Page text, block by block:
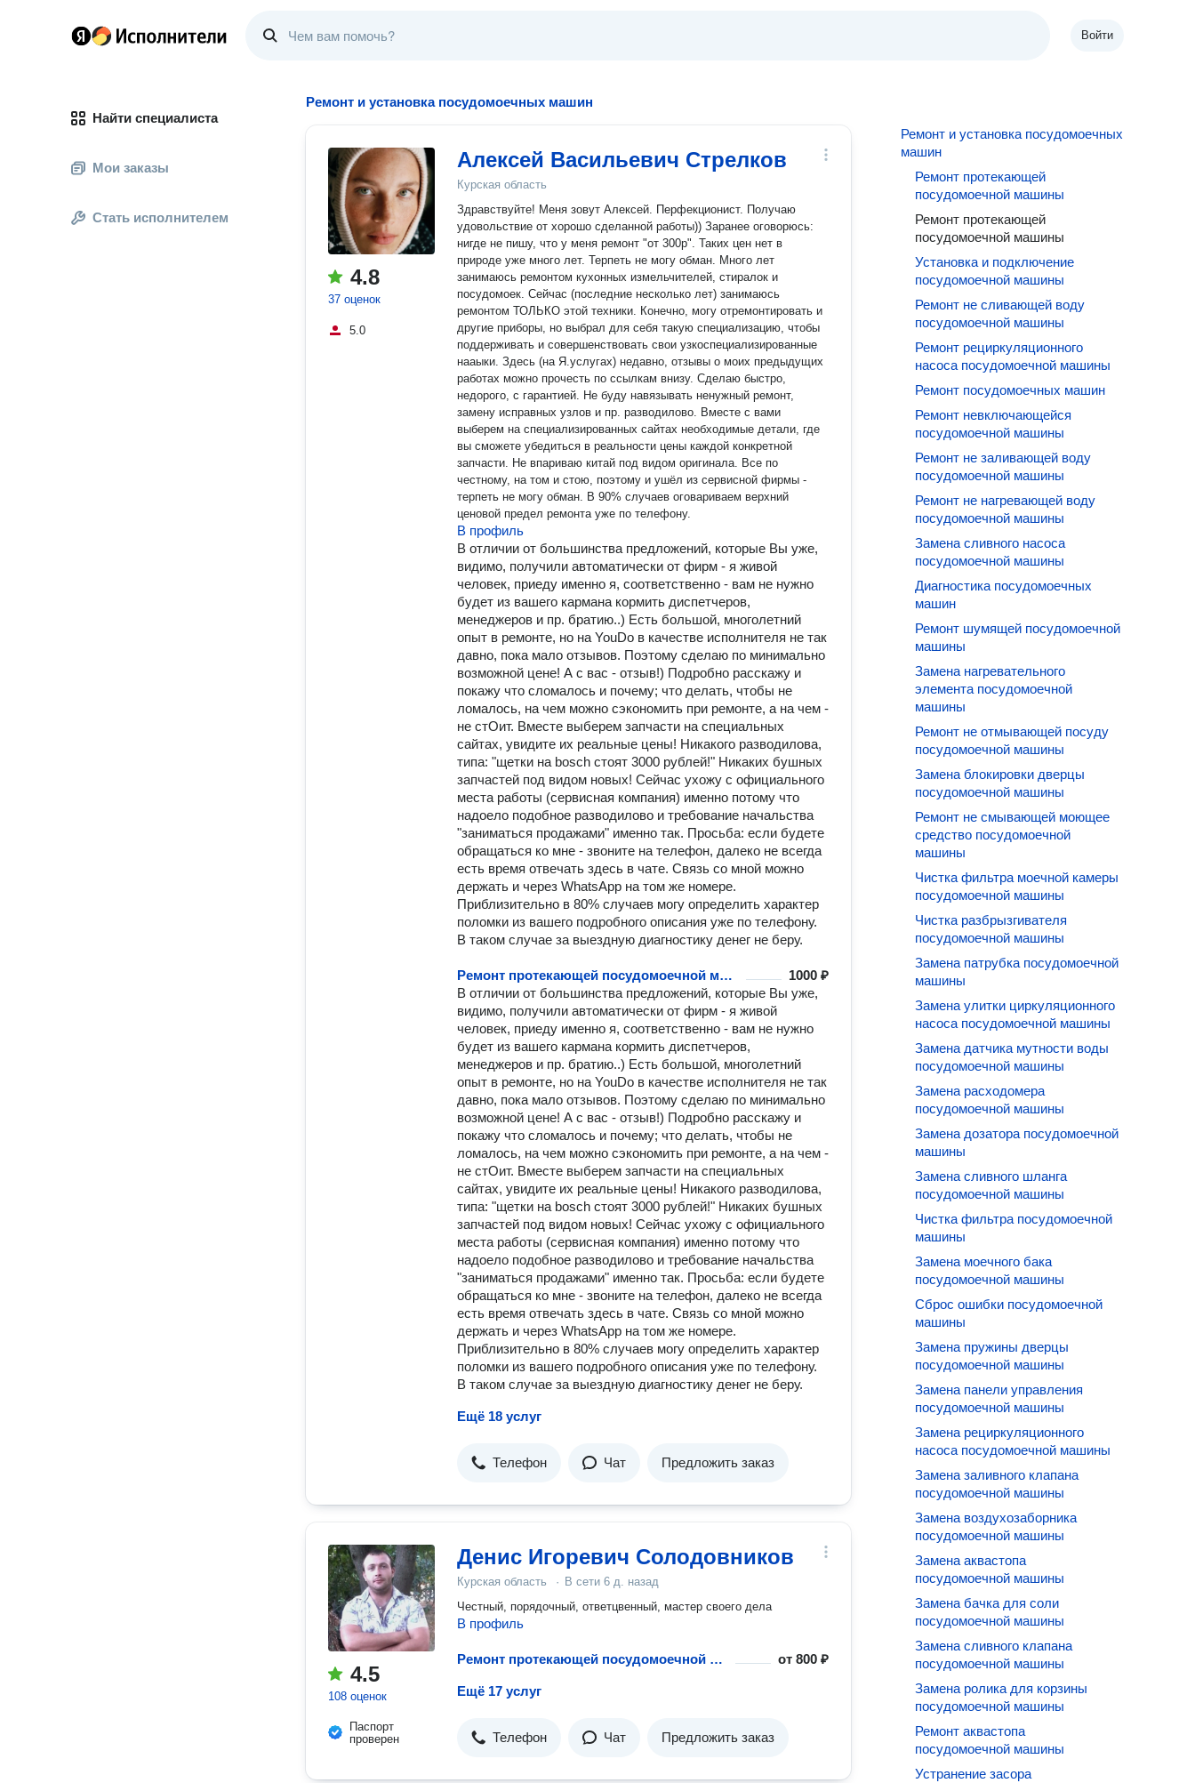
Войти
Найти специалиста
Мои заказы
Стать исполнителем
Ремонт и установка посудомоечных машин
4.8
37 оценок
5.0
Алексей Васильевич Стрелков
Курская область
Здравствуйте! Меня зовут Алексей. Перфекционист. Получаю
удовольствие от хорошо сделанной работы)) Заранее оговорюсь:
нигде не пишу, что у меня ремонт "от 300р". Таких цен нет в
природе уже много лет. Терпеть не могу обман. Много лет
занимаюсь ремонтом кухонных измельчителей, стиралок и
посудомоек. Сейчас (последние несколько лет) занимаюсь
ремонтом ТОЛЬКО этой техники. Конечно, могу отремонтировать и
другие приборы, но выбрал для себя такую специализацию, чтобы
поддерживать и совершенствовать свои узкоспециализированные
нааыки. Здесь (на Я.услугах) недавно, отзывы о моих предыдущих
работах можно прочесть по ссылкам внизу. Сделаю быстро,
недорого, с гарантией. Не буду навязывать ненужный ремонт,
замену исправных узлов и пр. разводилово. Вместе с вами
выберем на специализированных сайтах необходимые детали, где
вы сможете убедиться в реальности цены каждой конкретной
запчасти. Не впариваю китай под видом оригинала. Все по
честному, на том и стою, поэтому и ушёл из сервисной фирмы -
терпеть не могу обман. В 90% случаев оговариваем верхний
ценовой предел ремонта уже по телефону.
В профиль
В отличии от большинства предложений, которые Вы уже,
видимо, получили автоматически от фирм - я живой
человек, приеду именно я, соответственно - вам не нужно
будет из вашего кармана кормить диспетчеров,
менеджеров и пр. братию..) Есть большой, многолетний
опыт в ремонте, но на YouDo в качестве исполнителя не так
давно, пока мало отзывов. Поэтому сделаю по минимально
возможной цене! А с вас - отзыв!) Подробно расскажу и
покажу что сломалось и почему; что делать, чтобы не
ломалось, на чем можно сэкономить при ремонте, а на чем -
не стОит. Вместе выберем запчасти на специальных
сайтах, увидите их реальные цены! Никакого разводилова,
типа: "щетки на bosch стоят 3000 рублей!" Никаких бушных
запчастей под видом новых! Сейчас ухожу с официального
места работы (сервисная компания) именно потому что
надоело подобное разводилово и требование начальства
"заниматься продажами" именно так. Просьба: если будете
обращаться ко мне - звоните на телефон, далеко не всегда
есть время отвечать здесь в чате. Связь со мной можно
держать и через WhatsApp на том же номере.
Приблизительно в 80% случаев могу определить характер
поломки из вашего подробного описания уже по телефону.
В таком случае за выездную диагностику денег не беру.
Ремонт протекающей посудомоечной машины
1000 ₽
В отличии от большинства предложений, которые Вы уже,
видимо, получили автоматически от фирм - я живой
человек, приеду именно я, соответственно - вам не нужно
будет из вашего кармана кормить диспетчеров,
менеджеров и пр. братию..) Есть большой, многолетний
опыт в ремонте, но на YouDo в качестве исполнителя не так
давно, пока мало отзывов. Поэтому сделаю по минимально
возможной цене! А с вас - отзыв!) Подробно расскажу и
покажу что сломалось и почему; что делать, чтобы не
ломалось, на чем можно сэкономить при ремонте, а на чем -
не стОит. Вместе выберем запчасти на специальных
сайтах, увидите их реальные цены! Никакого разводилова,
типа: "щетки на bosch стоят 3000 рублей!" Никаких бушных
запчастей под видом новых! Сейчас ухожу с официального
места работы (сервисная компания) именно потому что
надоело подобное разводилово и требование начальства
"заниматься продажами" именно так. Просьба: если будете
обращаться ко мне - звоните на телефон, далеко не всегда
есть время отвечать здесь в чате. Связь со мной можно
держать и через WhatsApp на том же номере.
Приблизительно в 80% случаев могу определить характер
поломки из вашего подробного описания уже по телефону.
В таком случае за выездную диагностику денег не беру.
Ещё 18 услуг
Телефон Чат Предложить заказ
4.5
108 оценок
Паспорт
проверен
Денис Игоревич Солодовников
Курская область · В сети 6 д. назад
Честный, порядочный, ответцвенный, мастер своего дела
В профиль
Ремонт протекающей посудомоечной машины от800 ₽
Ещё 17 услуг
Телефон Чат Предложить заказ
Ремонт и установка посудомоечных
машин
Ремонт протекающей
посудомоечной машины
Ремонт протекающей
посудомоечной машины
Установка и подключение
посудомоечной машины
Ремонт не сливающей воду
посудомоечной машины
Ремонт рециркуляционного
насоса посудомоечной машины
Ремонт посудомоечных машин
Ремонт невключающейся
посудомоечной машины
Ремонт не заливающей воду
посудомоечной машины
Ремонт не нагревающей воду
посудомоечной машины
Замена сливного насоса
посудомоечной машины
Диагностика посудомоечных
машин
Ремонт шумящей посудомоечной
машины
Замена нагревательного
элемента посудомоечной
машины
Ремонт не отмывающей посуду
посудомоечной машины
Замена блокировки дверцы
посудомоечной машины
Ремонт не смывающей моющее
средство посудомоечной
машины
Чистка фильтра моечной камеры
посудомоечной машины
Чистка разбрызгивателя
посудомоечной машины
Замена патрубка посудомоечной
машины
Замена улитки циркуляционного
насоса посудомоечной машины
Замена датчика мутности воды
посудомоечной машины
Замена расходомера
посудомоечной машины
Замена дозатора посудомоечной
машины
Замена сливного шланга
посудомоечной машины
Чистка фильтра посудомоечной
машины
Замена моечного бака
посудомоечной машины
Сброс ошибки посудомоечной
машины
Замена пружины дверцы
посудомоечной машины
Замена панели управления
посудомоечной машины
Замена рециркуляционного
насоса посудомоечной машины
Замена заливного клапана
посудомоечной машины
Замена воздухозаборника
посудомоечной машины
Замена аквастопа
посудомоечной машины
Замена бачка для соли
посудомоечной машины
Замена сливного клапана
посудомоечной машины
Замена ролика для корзины
посудомоечной машины
Ремонт аквастопа
посудомоечной машины
Устранение засора